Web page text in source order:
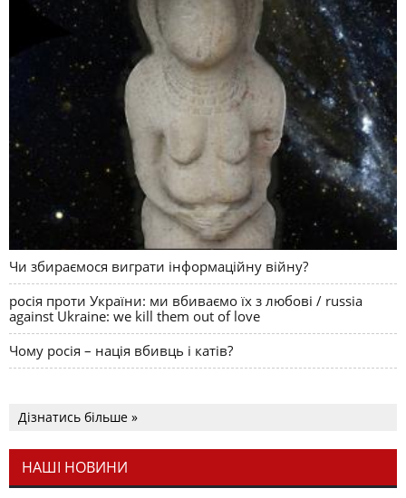
Чи збираємося виграти інформаційну війну?
росія проти України: ми вбиваємо їх з любові / russia
against Ukraine: we kill them out of love
Чому росія – нація вбивць і катів?
Дізнатись більше »
НАШІ НОВИНИ